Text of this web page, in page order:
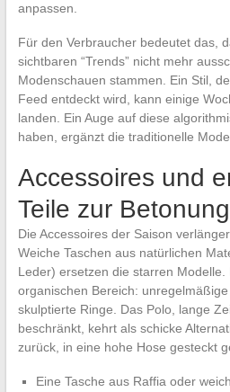
anpassen.
Für den Verbraucher bedeutet das,
sichtbaren “Trends” nicht mehr
Modenschauen stammen. Ein Stil,
Feed entdeckt wird, kann einige
landen. Ein Auge auf diese
haben, ergänzt die traditionelle
Accessoires und
Teile zur
Die Accessoires der Saison
Weiche Taschen aus natürlichen
Leder) ersetzen die starren Modelle.
organischen Bereich:
skulptierte Ringe. Das Polo, lange
beschränkt, kehrt als schicke
zurück, in eine hohe Hose gesteckt
Eine Tasche aus Raffia oder